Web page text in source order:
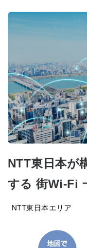
NTT東日本が
する 街Wi-Fi
NTT東日本エリア